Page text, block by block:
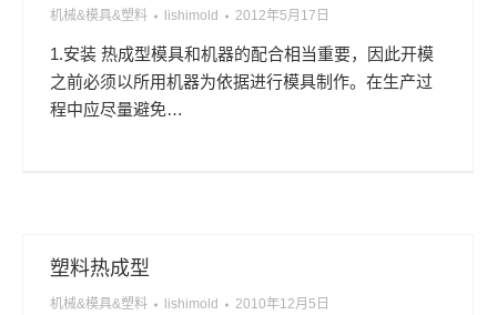
机械&模具&塑料 lishimold 2012年5月17日
1.安装 热成型模具和机器的配合相当重要，因此开模
之前必须以所用机器为依据进行模具制作。在生产过
程中应尽量避免…
塑料热成型
机械&模具&塑料 lishimold 2010年12月5日